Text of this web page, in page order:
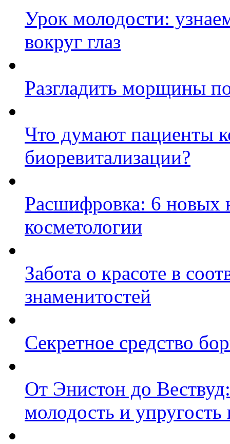
Урок молодости:
вокруг глаз
Разгладить морщины
Что думают пациенты
биоревитализации?
Расшифровка: 6 новых
косметологии
Забота о красоте в
знаменитостей
Секретное средство
От Энистон до
молодость и упругость